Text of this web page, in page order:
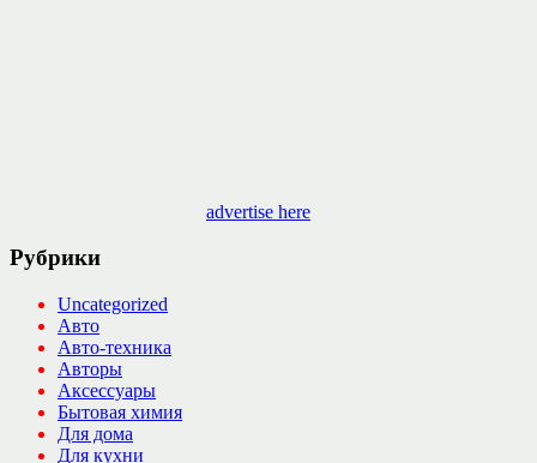
advertise here
Рубрики
Uncategorized
Авто
Авто-техника
Авторы
Аксессуары
Бытовая химия
Для дома
Для кухни